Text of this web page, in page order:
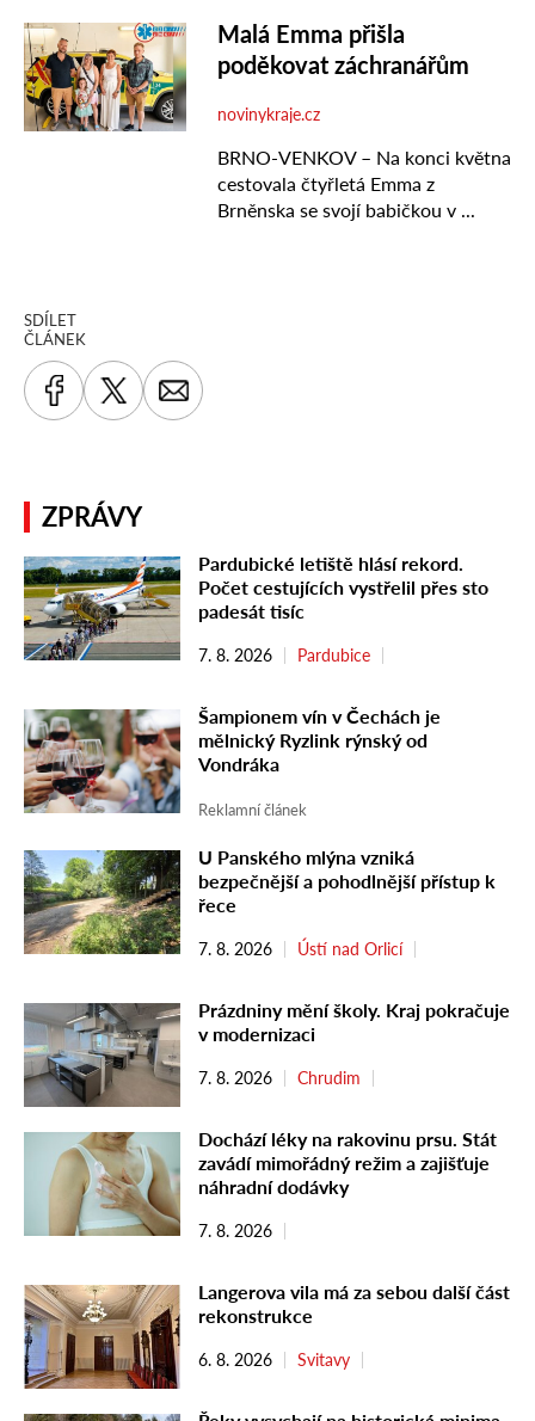
SDÍLET
ČLÁNEK
ZPRÁVY
Pardubické letiště hlásí rekord.
Počet cestujících vystřelil přes sto
padesát tisíc
7. 8. 2026 Pardubice
Šampionem vín v Čechách je
mělnický Ryzlink rýnský od
Vondráka
Reklamní článek
U Panského mlýna vzniká
bezpečnější a pohodlnější přístup k
řece
7. 8. 2026 Ústí nad Orlicí
Prázdniny mění školy. Kraj pokračuje
v modernizaci
7. 8. 2026 Chrudim
Dochází léky na rakovinu prsu. Stát
zavádí mimořádný režim a zajišťuje
náhradní dodávky
7. 8. 2026
Langerova vila má za sebou další část
rekonstrukce
6. 8. 2026 Svitavy